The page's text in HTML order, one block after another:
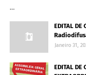
…
EDITAL
Janeiro 31,
EDITAL DE